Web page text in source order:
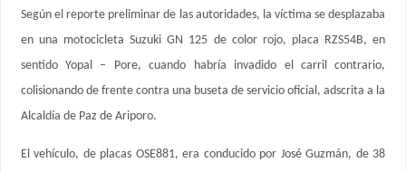
Según el reporte preliminar de las autoridades, la víctima se desplazaba
en una motocicleta Suzuki GN 125 de color rojo, placa RZS54B, en
sentido Yopal – Pore, cuando habría invadido el carril contrario,
colisionando de frente contra una buseta de servicio oficial, adscrita a la
Alcaldía de Paz de Ariporo.
El vehículo, de placas OSE881, era conducido por José Guzmán, de 38